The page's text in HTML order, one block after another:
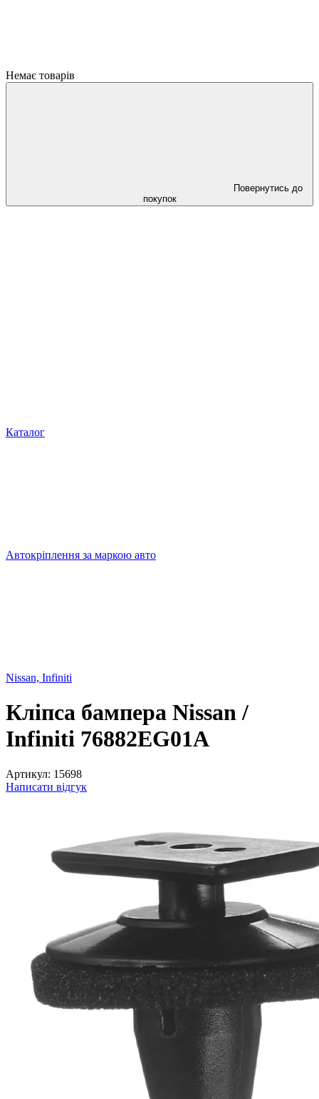
Немає товарів
Повернутись до
покупок
Каталог
Автокріплення за маркою авто
Nissan, Infiniti
Кліпса бампера Nissan /
Infiniti 76882EG01A
Артикул: 15698
Написати відгук